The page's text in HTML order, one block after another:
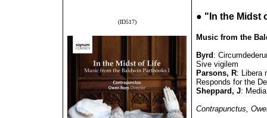
(ID517) ● "In the Midst
Music from the
Byrd :
Sive vigilem
Parsons, R: Libera
Responds for the
Sheppard, J:
Contrapunctus,